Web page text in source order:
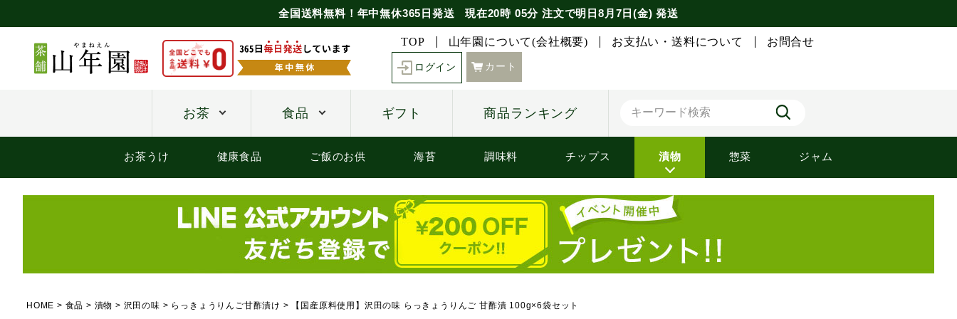
全国送料無料！年中無休365日発送 現在20時 05分 注文で明日8月7日(金) 発送
TOP 山年園について(会社概要) お支払い・送料について お問合せ
ログイン カート
お茶 食品 ギフト 商品ランキング
お茶うけ 健康食品 ご飯のお供 海苔 調味料 チップス 漬物 惣菜 ジャム
HOME 食品 漬物 沢田の味 らっきょうりんご甘酢漬け 【国産原料使用】沢田の味 らっきょうりんご 甘酢漬 100g×6袋セット